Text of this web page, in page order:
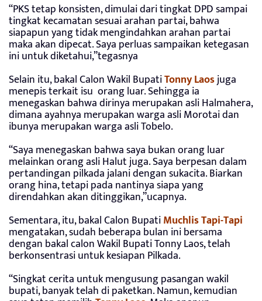
“PKS tetap konsisten, dimulai dari tingkat DPD sampai
tingkat kecamatan sesuai arahan partai, bahwa
siapapun yang tidak mengindahkan arahan partai
maka akan dipecat. Saya perluas sampaikan ketegasan
ini untuk diketahui,”tegasnya
Selain itu, bakal Calon Wakil BupatiTonny Laosjuga
menepis terkait isu orang luar. Sehingga ia
menegaskan bahwa dirinya merupakan asli Halmahera,
dimana ayahnya merupakan warga asli Morotai dan
ibunya merupakan warga asli Tobelo.
“Saya menegaskan bahwa saya bukan orang luar
melainkan orang asli Halut juga. Saya berpesan dalam
pertandingan pilkada jalani dengan sukacita. Biarkan
orang hina, tetapi pada nantinya siapa yang
direndahkan akan ditinggikan,”ucapnya.
Sementara, itu, bakal Calon BupatiMuchlis Tapi-Tapi
mengatakan, sudah beberapa bulan ini bersama
dengan bakal calon Wakil Bupati Tonny Laos, telah
berkonsentrasi untuk kesiapan Pilkada.
“Singkat cerita untuk mengusung pasangan wakil
bupati, banyak telah di paketkan. Namun, kemudian